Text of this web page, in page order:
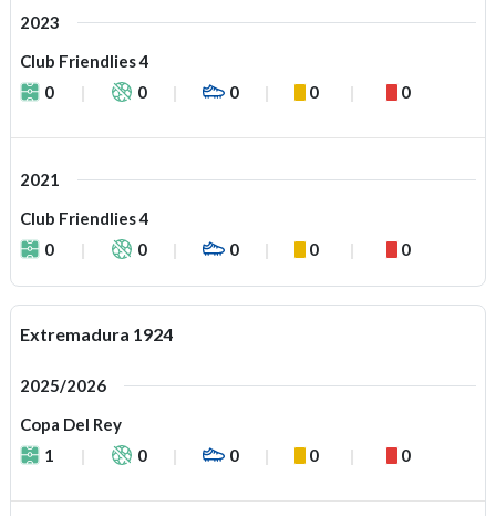
2023
Club Friendlies 4
0
0 0 0 0
2021
Club Friendlies 4
0
0 0 0 0
Extremadura 1924
2025/2026
Copa Del Rey
1
0 0 0 0